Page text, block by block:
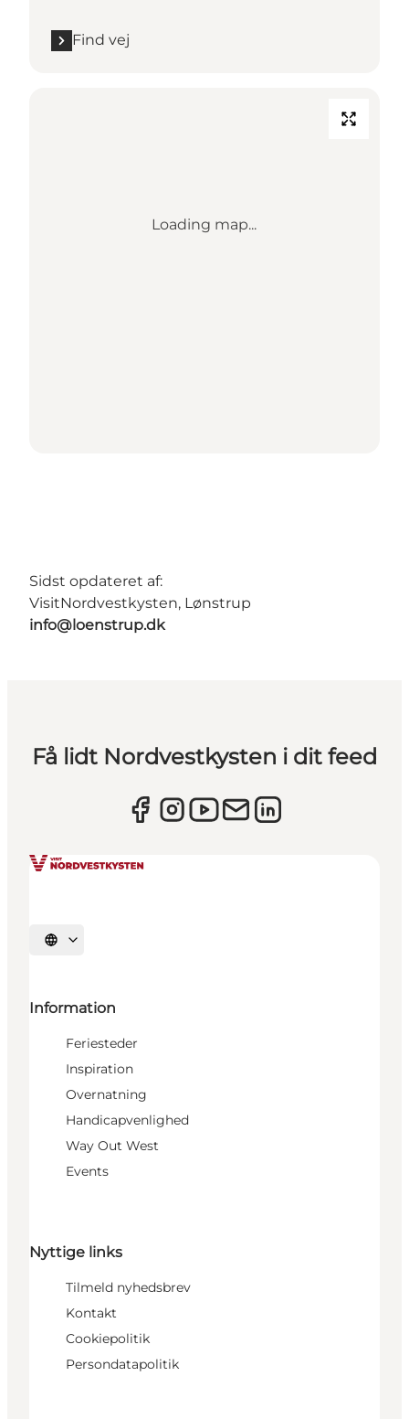
Find vej
Loading map...
Sidst opdateret af:
VisitNordvestkysten, Lønstrup
info@loenstrup.dk
Få lidt Nordvestkysten i dit feed
Vælg sprog
Information
Feriesteder
Inspiration
Overnatning
Handicapvenlighed
Way Out West
Events
Nyttige links
Tilmeld nyhedsbrev
Kontakt
Cookiepolitik
Persondatapolitik